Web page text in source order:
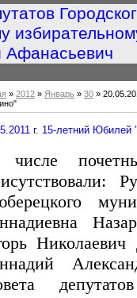
Афанасьевич
» 2012 » Январь » 30 »
г. 15-летний
Николаевич